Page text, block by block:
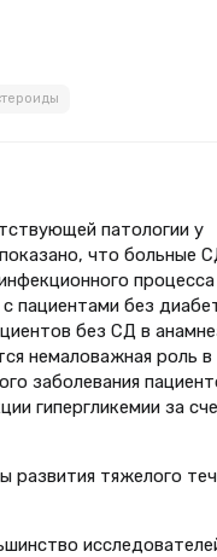
патологии у
что больные
процесса
пациентами без
без СД в
немаловажная роль в
заболевания
гипергликемии за
тяжелого